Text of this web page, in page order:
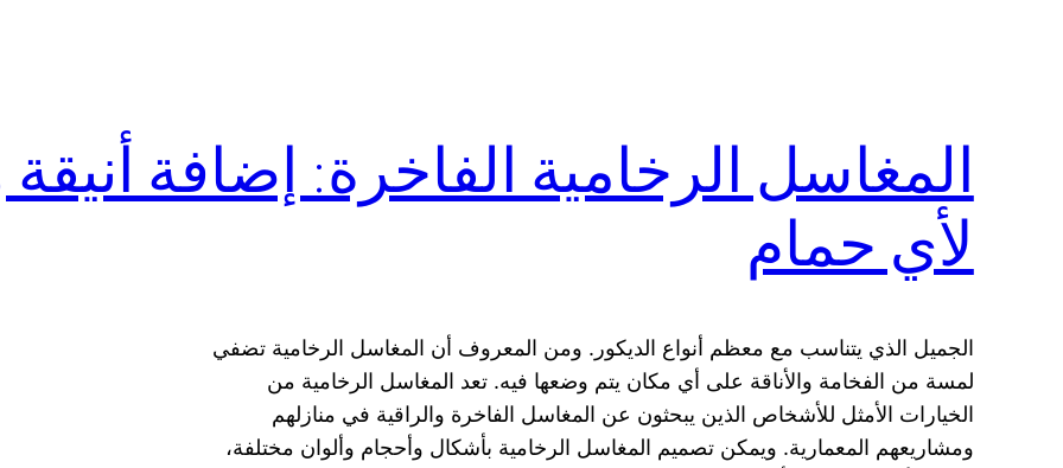
المغاسل الرخامية الفاخرة: إضافة
لأي حمام
الجميل الذي يتناسب مع معظم أنواع الديكور. ومن المعروف أن المغاسل الرخامية تضفي
لمسة من الفخامة والأناقة على أي مكان يتم وضعها فيه. تعد المغاسل الرخامية من
الخيارات الأمثل للأشخاص الذين يبحثون عن المغاسل الفاخرة والراقية في منازلهم
ومشاريعهم المعمارية. ويمكن تصميم المغاسل الرخامية بأشكال وأحجام وألوان مختلفة،